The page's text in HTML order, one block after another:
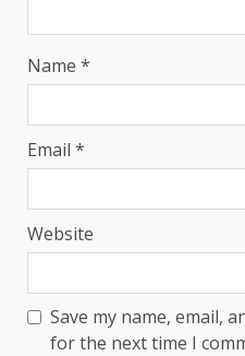
Name *
Email *
Website
Save my name, email,
for the next time I